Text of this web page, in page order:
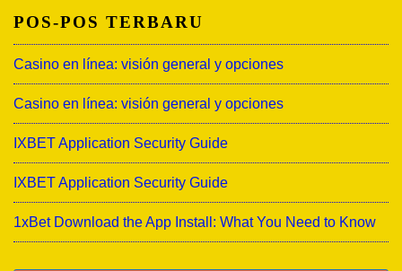
POS-POS TERBARU
Casino en línea: visión general y opciones
Casino en línea: visión general y opciones
IXBET Application Security Guide
IXBET Application Security Guide
1xBet Download the App Install: What You Need to Know